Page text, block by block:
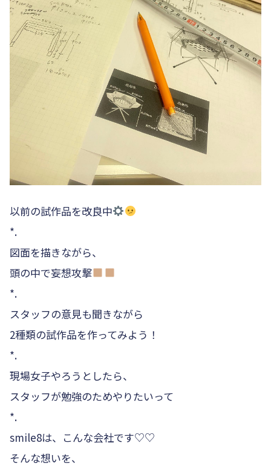
以前の試作品を改良中
*.
図面を描きながら、
頭の中で妄想攻撃
*.
スタッフの意見も聞きながら
2種類の試作品を作ってみよう！
*.
現場女子やろうとしたら、
スタッフが勉強のためやりたいって️
*.
smile8は、こんな会社です♡♡
そんな想いを、